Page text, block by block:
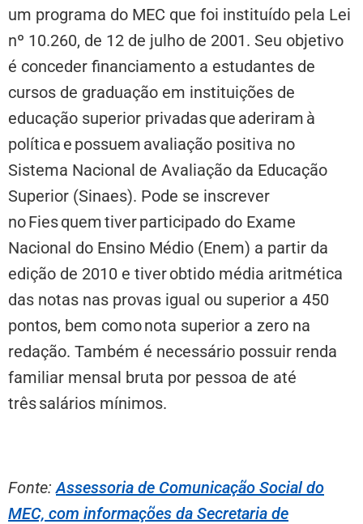
um programa do MEC que foi instituído pela Lei
nº 10.260, de 12 de julho de 2001. Seu objetivo
é conceder financiamento a estudantes de
cursos de graduação em instituições de
educação superior privadas que aderiram à
política e possuem avaliação positiva no
Sistema Nacional de Avaliação da Educação
Superior (Sinaes). Pode se inscrever
no Fies quem tiver participado do Exame
Nacional do Ensino Médio (Enem) a partir da
edição de 2010 e tiver obtido média aritmética
das notas nas provas igual ou superior a 450
pontos, bem como nota superior a zero na
redação. Também é necessário possuir renda
familiar mensal bruta por pessoa de até
três salários mínimos.
Fonte:Assessoria de Comunicação Social do
MEC, com informações da Secretaria de